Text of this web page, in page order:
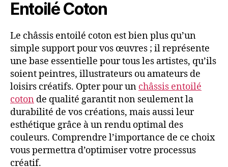
Entoilé Coton
Le châssis entoilé coton est bien plus qu’un
simple support pour vos œuvres ; il représente
une base essentielle pour tous les artistes, qu’ils
soient peintres, illustrateurs ou amateurs de
loisirs créatifs. Opter pour un châssis entoilé
coton de qualité garantit non seulement la
durabilité de vos créations, mais aussi leur
esthétique grâce à un rendu optimal des
couleurs. Comprendre l’importance de ce choix
vous permettra d’optimiser votre processus
créatif.